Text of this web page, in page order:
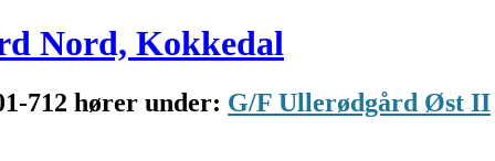
Nord, Kokkedal
712 hører under: G/F Ullerødgård Øst II